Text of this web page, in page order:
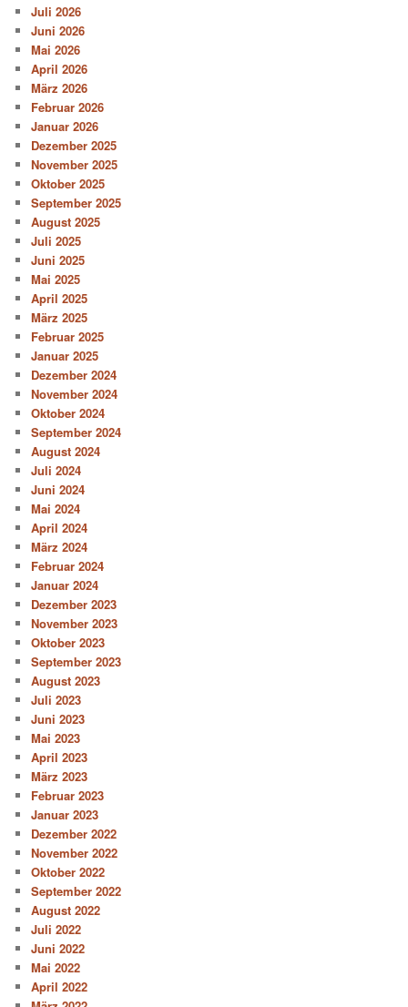
Juli 2026
Juni 2026
Mai 2026
April 2026
März 2026
Februar 2026
Januar 2026
Dezember 2025
November 2025
Oktober 2025
September 2025
August 2025
Juli 2025
Juni 2025
Mai 2025
April 2025
März 2025
Februar 2025
Januar 2025
Dezember 2024
November 2024
Oktober 2024
September 2024
August 2024
Juli 2024
Juni 2024
Mai 2024
April 2024
März 2024
Februar 2024
Januar 2024
Dezember 2023
November 2023
Oktober 2023
September 2023
August 2023
Juli 2023
Juni 2023
Mai 2023
April 2023
März 2023
Februar 2023
Januar 2023
Dezember 2022
November 2022
Oktober 2022
September 2022
August 2022
Juli 2022
Juni 2022
Mai 2022
April 2022